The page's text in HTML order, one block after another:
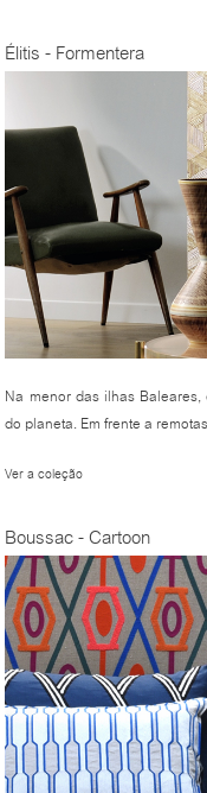
Élitis - Formentera
Na menor das ilhas
do planeta. Em frente a
Ver a coleção
Boussac - Cartoon